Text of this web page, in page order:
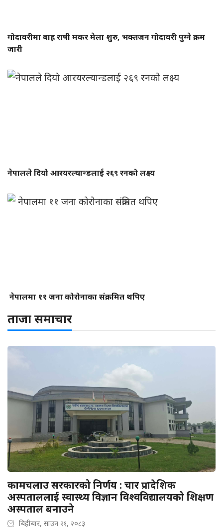
गोदावरीमा बाह्र राषी मकर मेला शुरु, भक्तजन गोदावरी पुग्ने क्रम
जारी
नेपालले दियो आरयरल्यान्डलाई २६९ रनको लक्ष्य
नेपालमा ११ जना कोरोनाका संक्रमित थपिए
ताजा समाचार
कामचलाउ सरकारको निर्णय : चार प्रादेशिक
अस्पताललाई स्वास्थ्य विज्ञान विश्वविद्यालयको शिक्षण
अस्पताल बनाउने
बिहीबार, साउन २१, २०८३